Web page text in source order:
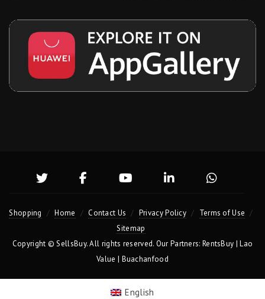
Shopping Home Contact Us Privacy Policy
Terms of Use
Sitemap
Copyright ©SellsBuy. All rights reserved. Our Partners: RentsBuy |Lao
Value | Buachanfood
English